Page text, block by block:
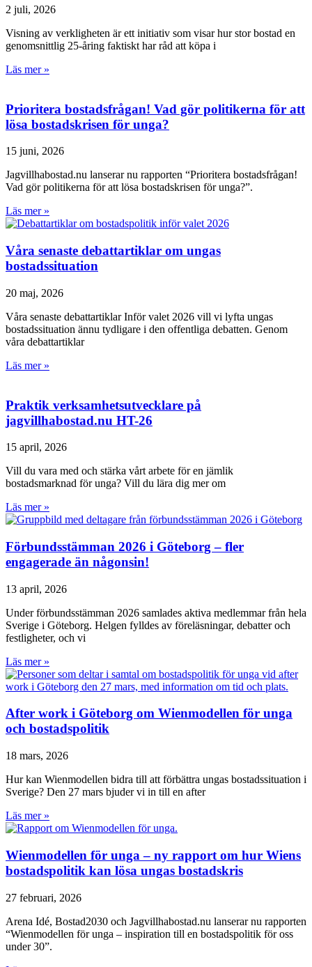
2 juli, 2026
Visning av verkligheten är ett initiativ som visar hur stor bostad en
genomsnittlig 25-åring faktiskt har råd att köpa i
Läs mer »
Prioritera bostadsfrågan! Vad gör politikerna för att
lösa bostadskrisen för unga?
15 juni, 2026
Jagvillhabostad.nu lanserar nu rapporten “Prioritera bostadsfrågan!
Vad gör politikerna för att lösa bostadskrisen för unga?”.
Läs mer »
Våra senaste debattartiklar om ungas
bostadssituation
20 maj, 2026
Våra senaste debattartiklar Inför valet 2026 vill vi lyfta ungas
bostadssituation ännu tydligare i den offentliga debatten. Genom
våra debattartiklar
Läs mer »
Praktik verksamhetsutvecklare på
jagvillhabostad.nu HT-26
15 april, 2026
Vill du vara med och stärka vårt arbete för en jämlik
bostadsmarknad för unga? Vill du lära dig mer om
Läs mer »
Förbundsstämman 2026 i Göteborg – fler
engagerade än någonsin!
13 april, 2026
Under förbundsstämman 2026 samlades aktiva medlemmar från hela
Sverige i Göteborg. Helgen fylldes av föreläsningar, debatter och
festligheter, och vi
Läs mer »
After work i Göteborg om Wienmodellen för unga
och bostadspolitik
18 mars, 2026
Hur kan Wienmodellen bidra till att förbättra ungas bostadssituation i
Sverige? Den 27 mars bjuder vi in till en after
Läs mer »
Wienmodellen för unga – ny rapport om hur Wiens
bostadspolitik kan lösa ungas bostadskris
27 februari, 2026
Arena Idé, Bostad2030 och Jagvillhabostad.nu lanserar nu rapporten
“Wienmodellen för unga – inspiration till en bostadspolitik för oss
under 30”.